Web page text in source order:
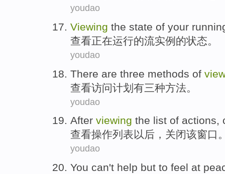
youdao
Viewing the state of your
查看正在运行的流实例 的状态。
youdao
There are three methods of
查看访问计划有三种方法。
youdao
After viewing the list of actions,
查看操作列表以后 ， 关闭该窗口
youdao
You can't help but to feel at